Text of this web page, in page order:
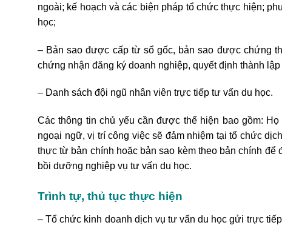
ngoài; kế hoạch và các biện pháp tổ chức thực hiện;
học;
– Bản sao được cấp từ sổ gốc, bản sao được chứng
chứng nhận đăng ký doanh nghiệp, quyết định thành
– Danh sách đội ngũ nhân viên trực tiếp tư vấn du học.
Các thông tin chủ yếu cần được thể hiện bao gồm:
ngoại ngữ, vị trí công việc sẽ đảm nhiệm tại tổ chức
thực từ bản chính hoặc bản sao kèm theo bản chính
bồi dưỡng nghiệp vụ tư vấn du học.
Trình tự, thủ tục thực hiện
–Tổ chức kinh doanh dịch vụ tư vấn du học gửi trực